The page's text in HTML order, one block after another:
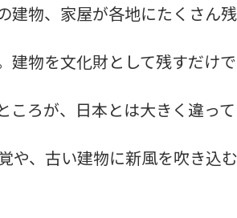
物、家屋が各地にたくさん
建物を文化財として残すだけ
ろが、日本とは大きく違っ
や、古い建物に新風を吹き込